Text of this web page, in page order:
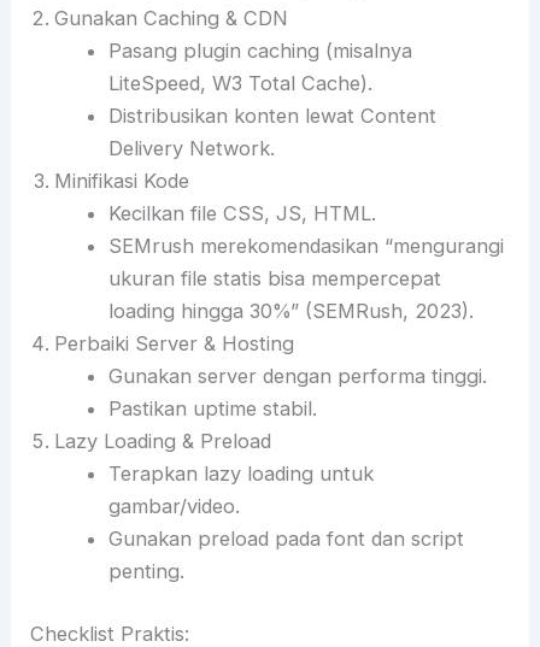
Gunakan Caching & CDN
Pasang plugin caching (misalnya
LiteSpeed, W3 Total Cache).
Distribusikan konten lewat Content
Delivery Network.
Minifikasi Kode
Kecilkan file CSS, JS, HTML.
SEMrush merekomendasikan “mengurangi
ukuran file statis bisa mempercepat
loading hingga 30%” (SEMRush, 2023).
Perbaiki Server & Hosting
Gunakan server dengan performa tinggi.
Pastikan uptime stabil.
Lazy Loading & Preload
Terapkan lazy loading untuk
gambar/video.
Gunakan preload pada font dan script
penting.
Checklist Praktis: